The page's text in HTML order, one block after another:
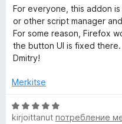
5
o
t
u
5
5
r
v
o
u
/
5
For everyone, this addon
or other script manager
For some reason, Firefox
the button UI is fixed
Dmitry!
Merkitse
A
rkirjoittanut потребление